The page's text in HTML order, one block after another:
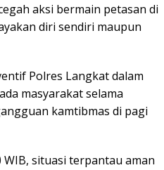
aksi bermain petasan di
diri sendiri maupun
Polres Langkat dalam
masyarakat selama
kamtibmas di pagi
situasi terpantau aman